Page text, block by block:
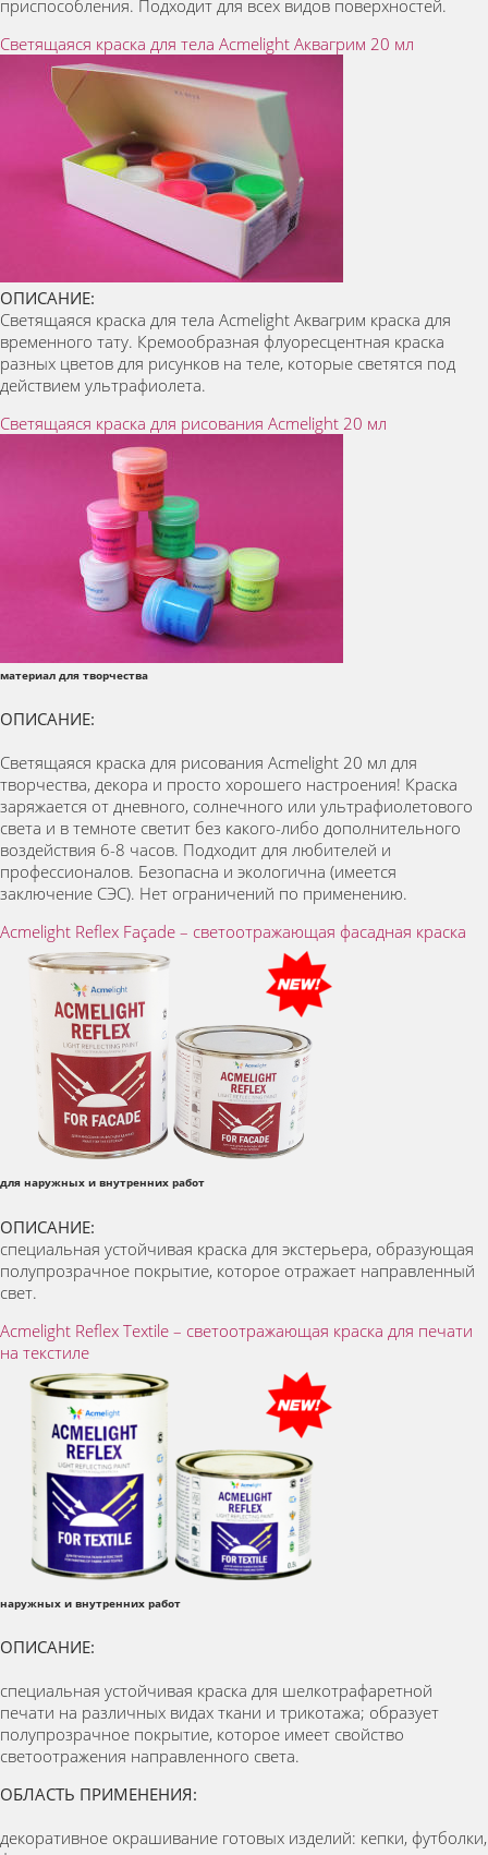
приспособления. Подходит для всех видов поверхностей.
Светящаяся краска для тела Acmelight Аквагрим 20 мл
ОПИСАНИЕ:
Светящаяся краска для тела Acmelight Аквагрим краска для
временного тату. Кремообразная флуоресцентная краска
разных цветов для рисунков на теле, которые светятся под
действием ультрафиолета.
Светящаяся краска для рисования Acmelight 20 мл
материал для творчества
ОПИСАНИЕ:
Светящаяся краска для рисования Acmelight 20 мл для
творчества, декора и просто хорошего настроения! Краска
заряжается от дневного, солнечного или ультрафиолетового
света и в темноте светит без какого-либо дополнительного
воздействия 6-8 часов. Подходит для любителей и
профессионалов. Безопасна и экологична (имеется
заключение СЭС). Нет ограничений по применению.
Acmelight Reflex Façade – светоотражающая фасадная краска
для наружных и внутренних работ
ОПИСАНИЕ:
специальная устойчивая краска для экстерьера, образующая
полупрозрачное покрытие, которое отражает направленный
свет.
Acmelight Reflex Textile – светоотражающая краска для печати
на текстиле
наружных и внутренних работ
ОПИСАНИЕ:
специальная устойчивая краска для шелкотрафаретной
печати на различных видах ткани и трикотажа; образует
полупрозрачное покрытие, которое имеет свойство
светоотражения направленного света.
ОБЛАСТЬ ПРИМЕНЕНИЯ:
декоративное окрашивание готовых изделий: кепки, футболки,